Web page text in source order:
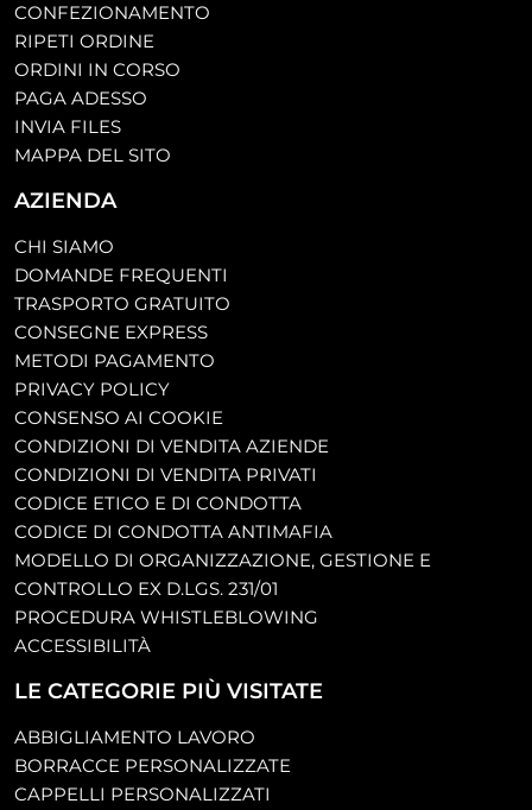
CONFEZIONAMENTO
RIPETI ORDINE
ORDINI IN CORSO
PAGA ADESSO
INVIA FILES
MAPPA DEL SITO
AZIENDA
CHI SIAMO
DOMANDE FREQUENTI
TRASPORTO GRATUITO
CONSEGNE EXPRESS
METODI PAGAMENTO
PRIVACY POLICY
CONSENSO AI COOKIE
CONDIZIONI DI VENDITA AZIENDE
CONDIZIONI DI VENDITA PRIVATI
CODICE ETICO E DI CONDOTTA
CODICE DI CONDOTTA ANTIMAFIA
MODELLO DI ORGANIZZAZIONE, GESTIONE E
CONTROLLO EX D.LGS. 231/01
PROCEDURA WHISTLEBLOWING
ACCESSIBILITÀ
LE CATEGORIE PIÙ VISITATE
ABBIGLIAMENTO LAVORO
BORRACCE PERSONALIZZATE
CAPPELLI PERSONALIZZATI